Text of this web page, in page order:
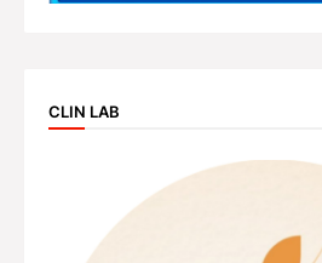
CLIN LAB